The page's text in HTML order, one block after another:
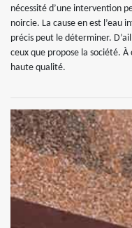
nécessité d’une intervention
noircie. La cause en est l’eau
précis peut le déterminer.
ceux que propose la société.
haute qualité.